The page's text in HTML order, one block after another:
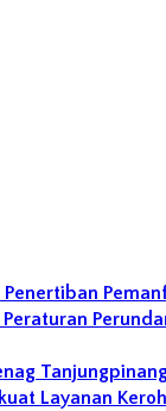
Penertiban
Layanan